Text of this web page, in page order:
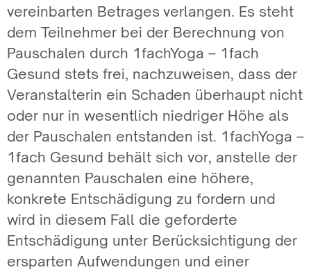
vereinbarten Betrages verlangen. Es steht
dem Teilnehmer bei der Berechnung von
Pauschalen durch 1fachYoga – 1fach
Gesund stets frei, nachzuweisen, dass der
Veranstalterin ein Schaden überhaupt nicht
oder nur in wesentlich niedriger Höhe als
der Pauschalen entstanden ist. 1fachYoga –
1fach Gesund behält sich vor, anstelle der
genannten Pauschalen eine höhere,
konkrete Entschädigung zu fordern und
wird in diesem Fall die geforderte
Entschädigung unter Berücksichtigung der
ersparten Aufwendungen und einer